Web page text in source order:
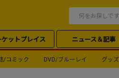
ケットプレイス ニュース＆記事
/コミック DVD/ブルーレイ グッズ